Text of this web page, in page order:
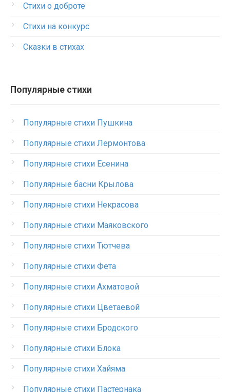
Стихи о доброте
Стихи на конкурс
Сказки в стихах
Популярные стихи
Популярные стихи Пушкина
Популярные стихи Лермонтова
Популярные стихи Есенина
Популярные басни Крылова
Популярные стихи Некрасова
Популярные стихи Маяковского
Популярные стихи Тютчева
Популярные стихи Фета
Популярные стихи Ахматовой
Популярные стихи Цветаевой
Популярные стихи Бродского
Популярные стихи Блока
Популярные стихи Хайяма
Популярные стихи Пастернака